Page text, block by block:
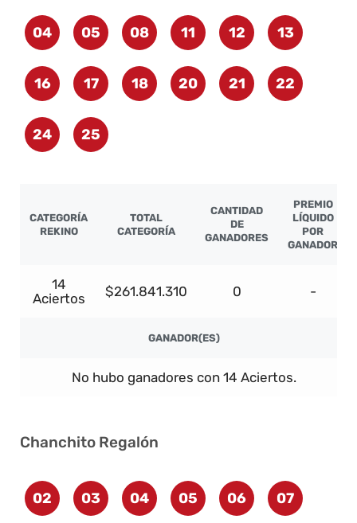
04 05 08 11 12 13
16 17 18 20 21 22
24 25
CATEGORÍA
REKINO
TOTAL
CATEGORÍA
CANTIDAD
DE
GANADORES
PREMIO
LÍQUIDO
POR
GANADOR
14
Aciertos
$261.841.310 0 -
GANADOR(ES)
No hubo ganadores con 14 Aciertos.
Chanchito Regalón
02 03 04 05 06 07